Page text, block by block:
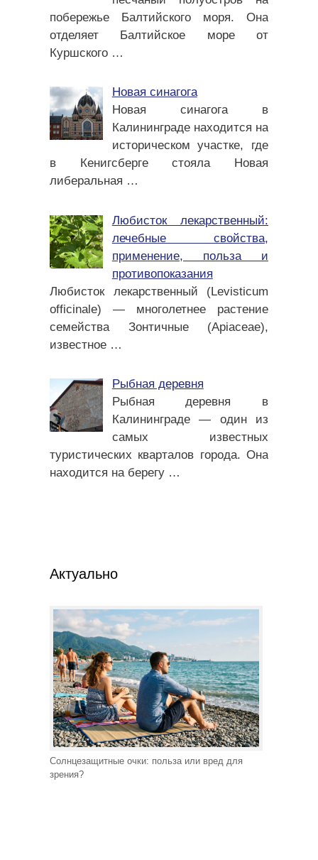
побережье Балтийского моря. Она
отделяет Балтийское море от
Куршского …
Новая синагога
Новая синагога в
Калининграде находится на
историческом участке, где
в Кенигсберге стояла Новая
либеральная …
Любисток лекарственный:
лечебные свойства,
применение, польза и
противопоказания
Любисток лекарственный (Levisticum
officinale) — многолетнее растение
семейства Зонтичные (Apiaceae),
известное …
Рыбная деревня
Рыбная деревня в
Калининграде — один из
самых известных
туристических кварталов города. Она
находится на берегу …
Актуально
Солнцезащитные очки: польза или вред для
зрения?